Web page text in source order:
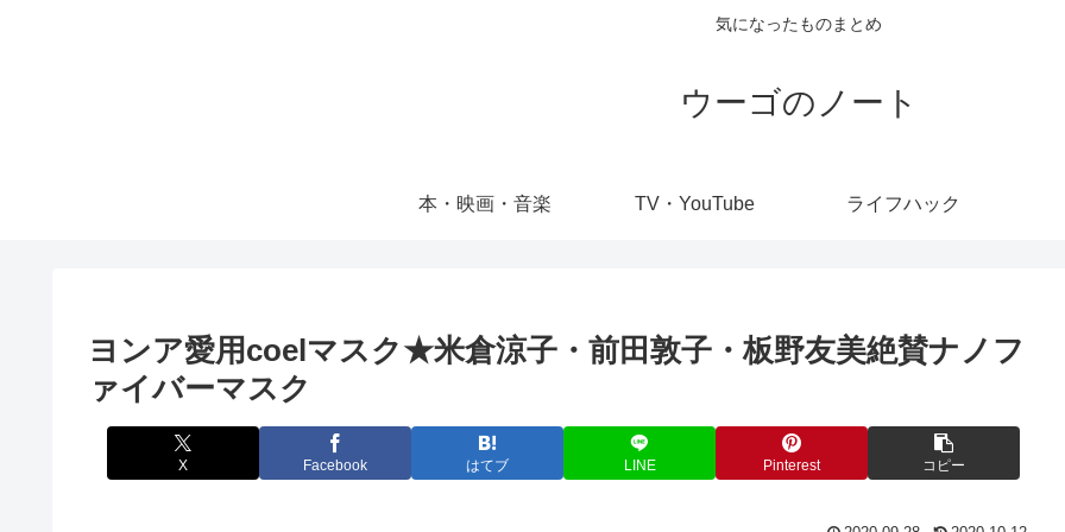
気になったものまとめ
ウーゴのノート
本・映画・音楽 TV・YouTube ライフハック
ヨンア愛用coelマスク★米倉涼子・前田敦子・板野友美絶賛ナノフ
ァイバーマスク
X Facebook はてブ LINE Pinterest コピー